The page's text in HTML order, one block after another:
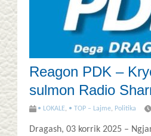
Reagon PDK –
sulmon Radio
• LOKALE, • TOP – Lajme, Politika
Dragash, 03 korrik 2025 –